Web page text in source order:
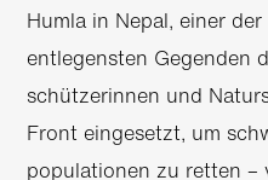
Humla in Nepal, einer
entlegensten Gegenden
schützerinnen und
Front eingesetzt, um
populationen zu retten –